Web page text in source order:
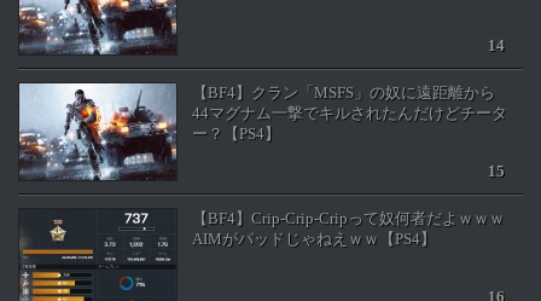
【BF4】クラン「MSFS」の奴に遠距離から
44マグナム一撃でキルされたんだけどチータ
ー？【PS4】
【BF4】Crip-Crip-Cripって奴何者だよｗｗｗ
AIMがパッドじゃねえｗｗ【PS4】